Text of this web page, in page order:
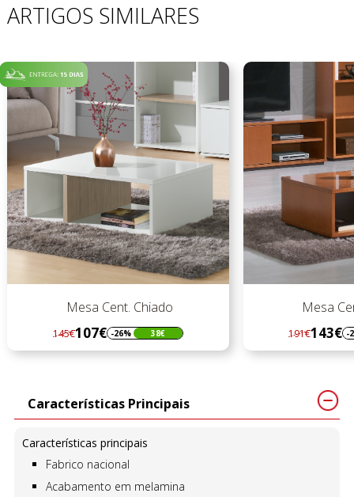
ARTIGOS SIMILARES
Mesa Cent. Chiado
Regular
preço
145€107€
Preço -26% 38€
Mesa
Regular
preço
191€143€
Preço -
Características Principais
Características principais
Fabrico nacional
Acabamento em melamina